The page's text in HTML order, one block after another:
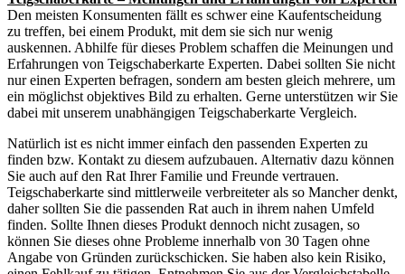
Den meisten Konsumenten fällt es schwer eine Kaufentscheidung
zu treffen, bei einem Produkt, mit dem sie sich nur wenig
auskennen. Abhilfe für dieses Problem schaffen die Meinungen und
Erfahrungen von Teigschaberkarte Experten. Dabei sollten Sie nicht
nur einen Experten befragen, sondern am besten gleich mehrere, um
ein möglichst objektives Bild zu erhalten. Gerne unterstützen wir Sie
dabei mit unserem unabhängigen Teigschaberkarte Vergleich.
Natürlich ist es nicht immer einfach den passenden Experten zu
finden bzw. Kontakt zu diesem aufzubauen. Alternativ dazu können
Sie auch auf den Rat Ihrer Familie und Freunde vertrauen.
Teigschaberkarte sind mittlerweile verbreiteter als so Mancher denkt,
daher sollten Sie die passenden Rat auch in ihrem nahen Umfeld
finden. Sollte Ihnen dieses Produkt dennoch nicht zusagen, so
können Sie dieses ohne Probleme innerhalb von 30 Tagen ohne
Angabe von Gründen zurückschicken. Sie haben also kein Risiko,